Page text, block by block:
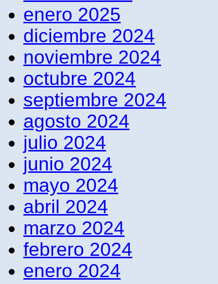
enero 2025
diciembre 2024
noviembre 2024
octubre 2024
septiembre 2024
agosto 2024
julio 2024
junio 2024
mayo 2024
abril 2024
marzo 2024
febrero 2024
enero 2024